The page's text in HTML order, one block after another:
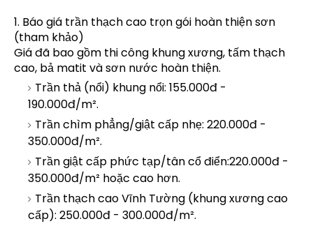
1. Báo giá trần thạch cao trọn gói hoàn thiện sơn
(tham khảo)
Giá đã bao gồm thi công khung xương, tấm thạch
cao, bả matit và sơn nước hoàn thiện.
Trần thả (nổi) khung nổi: 155.000đ -
190.000đ/m².
Trần chìm phẳng/giật cấp nhẹ: 220.000đ -
350.000đ/m².
Trần giật cấp phức tạp/tân cổ điển:220.000đ -
350.000đ/m² hoặc cao hơn.
Trần thạch cao Vĩnh Tường (khung xương cao
cấp): 250.000đ - 300.000đ/m².